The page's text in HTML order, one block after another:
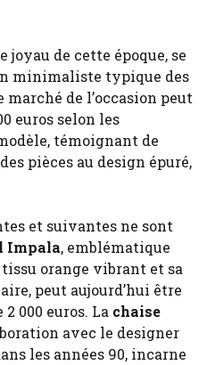
joyau de cette époque, se
minimaliste typique des
marché de l’occasion peut
euros selon les
témoignant de
pièces au design épuré,
et suivantes ne sont
Impala, emblématique
tissu orange vibrant et sa
peut aujourd’hui être
000 euros. La chaise
avec le designer
les années 90, incarne